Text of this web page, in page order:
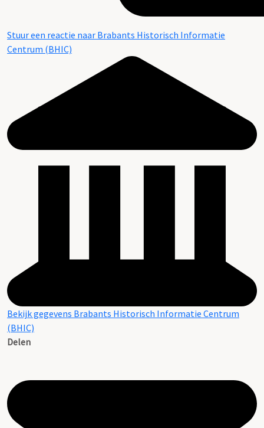
Stuur een reactie naar Brabants Historisch Informatie
Centrum (BHIC)
Bekijk gegevens Brabants Historisch Informatie Centrum
(BHIC)
Delen